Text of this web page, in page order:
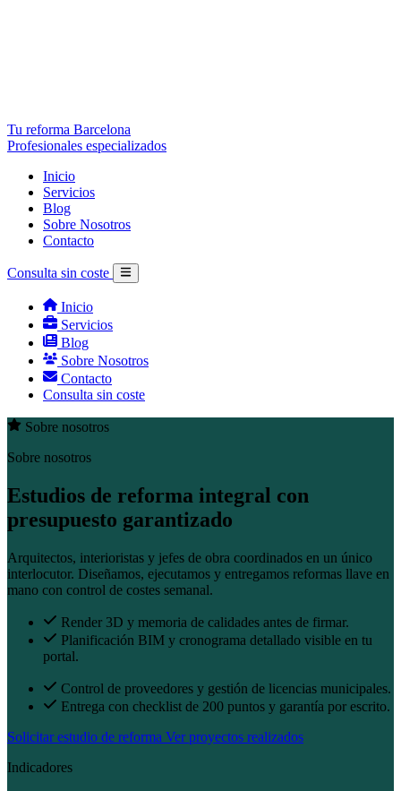
Tu reforma Barcelona
Profesionales especializados
Inicio
Servicios
Blog
Sobre Nosotros
Contacto
Consulta sin coste
Inicio
Servicios
Blog
Sobre Nosotros
Contacto
Consulta sin coste
Sobre nosotros
Sobre nosotros
Estudios de reforma integral con
presupuesto garantizado
Arquitectos, interioristas y jefes de obra coordinados en un único
interlocutor. Diseñamos, ejecutamos y entregamos reformas llave en
mano con control de costes semanal.
Render 3D y memoria de calidades antes de firmar.
Planificación BIM y cronograma detallado visible en tu
portal.
Control de proveedores y gestión de licencias municipales.
Entrega con checklist de 200 puntos y garantía por escrito.
Solicitar estudio de reforma Ver proyectos realizados
Indicadores